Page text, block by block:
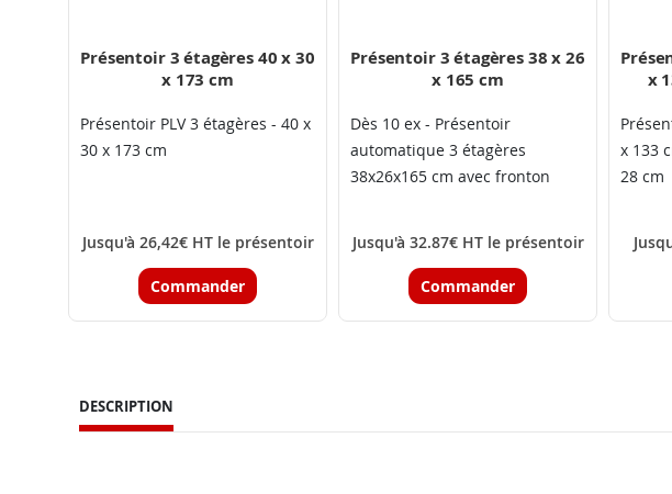
Présentoir 3 étagères 40 x 30
x 173 cm
Présentoir PLV 3 étagères - 40 x
30 x 173 cm
Jusqu'à 26,42€ HT le présentoir
Commander
Présentoir 3 étagères 38 x 26
x 165 cm
Dès 10 ex - Présentoir
automatique 3 étagères
38x26x165 cm avec fronton
Jusqu'à 32.87€ HT le présentoir
Commander
x
x 133
28 cm
DESCRIPTION